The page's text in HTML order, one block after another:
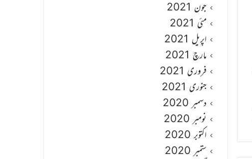
جون 2021
مئی 2021
اپریل 2021
مارچ 2021
فروری 2021
جنوری 2021
دسمبر 2020
نومبر 2020
اکتوبر 2020
ستمبر 2020